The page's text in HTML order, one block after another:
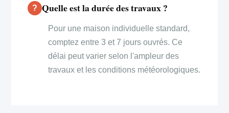
Quelle est la durée des travaux ?
Pour une maison individuelle standard,
comptez entre 3 et 7 jours ouvrés. Ce
délai peut varier selon l'ampleur des
travaux et les conditions météorologiques.